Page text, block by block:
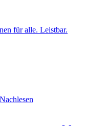
für alle. Leistbar.